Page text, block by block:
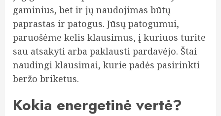
gaminius, bet ir jų naudojimas būtų
paprastas ir patogus. Jūsų patogumui,
paruošėme kelis klausimus, į kuriuos turite
sau atsakyti arba paklausti pardavėjo. Štai
naudingi klausimai, kurie padės pasirinkti
beržo briketus.
Kokia energetinė vertė?